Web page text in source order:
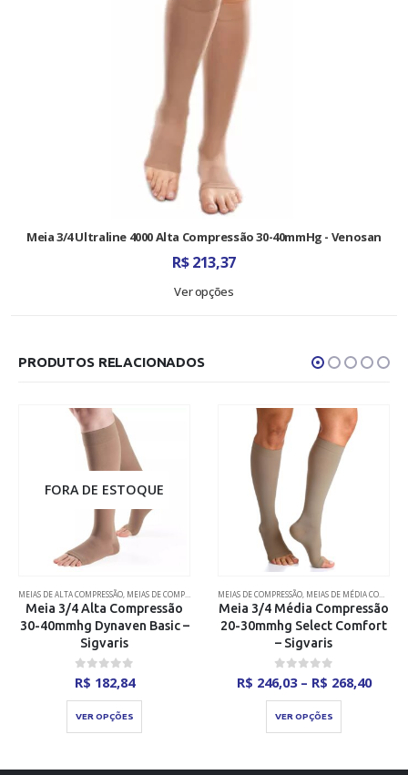
Meia 3/4 Ultraline 4000 Alta Compressão 30-40mmHg - Venosan
R$213,37
Ver opções
PRODUTOS RELACIONADOS
FORA DE ESTOQUE
MEIAS DE ALTA COMPRESSÃO MEIAS DE COMPRESSÃO
Meia 3/4 Alta Compressão
30-40mmhg Dynaven Basic –
Sigvaris
0out of 5
R$ 182,84
VER OPÇÕES
Este produto tem várias variantes. As opções podem ser escolhidas na página do produto
MEIAS DE COMPRESSÃO MEIAS DE MÉDIA COMPRESSÃO
Meia 3/4 Média Compressão
20-30mmhg Select Comfort
– Sigvaris
0 out of 5
R$ 246,03 – R$ 268,40Faixa
VER OPÇÕES
Este produto tem várias variantes. As opções podem ser escolhidas na página do produto